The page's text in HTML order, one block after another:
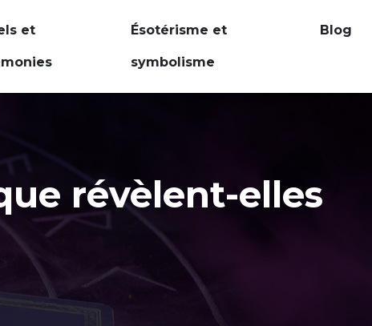
et Ésotérisme et
symbolisme
Blog
révèlent-elles